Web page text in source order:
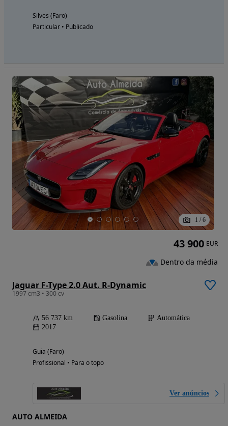
Silves (Faro)
Particular • Publicado
1 / 6
Jaguar F-Type 2.0 Aut. R-Dynamic
1997 cm3 • 300 cv
56 737 km Gasolina
Automática
2017
Guia (Faro)
Profissional • Para o topo
Ver anúncios
AUTO ALMEIDA
43 900 EUR
Dentro da média